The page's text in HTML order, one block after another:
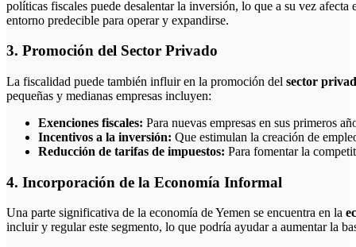
políticas fiscales puede desalentar la inversión, lo que a su vez
entorno predecible para operar y expandirse.
3. Promoción del Sector Privado
La fiscalidad puede también influir en la promoción del sector
pequeñas y medianas empresas incluyen:
Exenciones fiscales: Para nuevas empresas en sus primeros
Incentivos a la inversión: Que estimulan la creación de
Reducción de tarifas de impuestos: Para fomentar la
4. Incorporación de la Economía Informal
Una parte significativa de la economía de Yemen se encuentra en la
incluir y regular este segmento, lo que podría ayudar a aumentar la